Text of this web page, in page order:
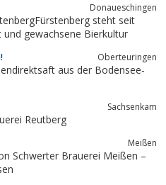
Donaueschingen
steht seit
gewachsene Bierkultur
Oberteuringen
aus der Bodensee-
Sachsenkam
Reutberg
Meißen
Schwerter Brauerei Meißen –